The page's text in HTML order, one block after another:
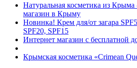
Натуральная косметика из
магазин в Крыму
Новинка! Крем для/от загара
SPF20, SPF15
Интернет магазин с бесплатной
Крымская косметика «Crimean